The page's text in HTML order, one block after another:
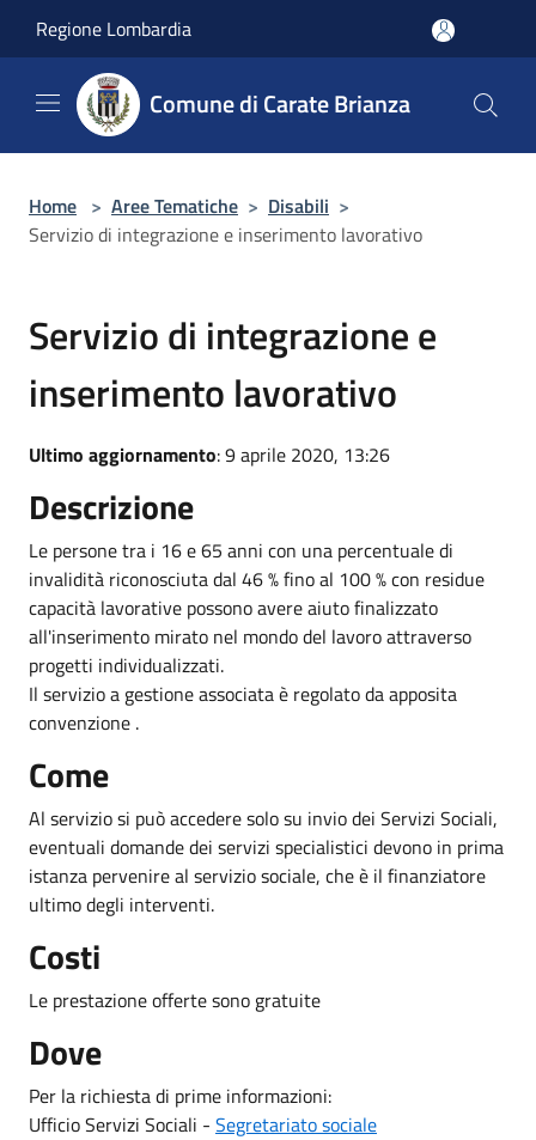
Regione Lombardia
Comune di Carate Brianza
Home > Aree Tematiche > Disabili >
Servizio di integrazione e inserimento lavorativo
Servizio di integrazione e
inserimento lavorativo
Ultimo aggiornamento: 9 aprile 2020, 13:26
Descrizione
Le persone tra i 16 e 65 anni con una percentuale di
invalidità riconosciuta dal 46 % fino al 100 % con residue
capacità lavorative possono avere aiuto finalizzato
all'inserimento mirato nel mondo del lavoro attraverso
progetti individualizzati.
Il servizio a gestione associata è regolato da apposita
convenzione .
Come
Al servizio si può accedere solo su invio dei Servizi Sociali,
eventuali domande dei servizi specialistici devono in prima
istanza pervenire al servizio sociale, che è il finanziatore
ultimo degli interventi.
Costi
Le prestazione offerte sono gratuite
Dove
Per la richiesta di prime informazioni:
Ufficio Servizi Sociali - Segretariato sociale